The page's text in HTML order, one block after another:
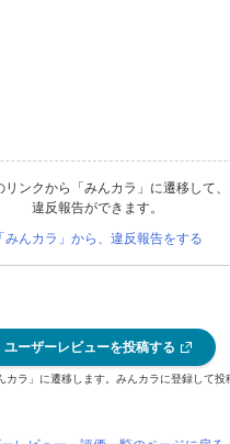
リンクから「みんカラ」に遷移して、
違反報告ができます。
「みんカラ」から、違反報告をする
ユーザーレビューを投稿する
ラ」に遷移します。みんカラに登録して投